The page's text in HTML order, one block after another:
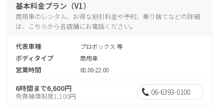
基本料金プラン（V1）
商用車のレンタル、お得な割引料金や予約、乗り捨てなどの詳細
は、こちらから各店舗にお電話ください。
代表車種 プロボックス 等
ボディタイプ 商用車
営業時間 08:00-22:00
6時間まで6,600円
免責補償制度1,100円 06-6393-0100